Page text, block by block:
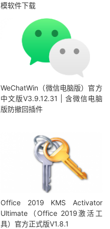
模软件下载
WeChatWin（微信电脑版）官方
中文版V3.9.12.31 | 含微信电脑
版防撤回插件
Office 2019 KMS Activator
Ultimate（Office 2019激活工
具）官方正式版V1.8.1